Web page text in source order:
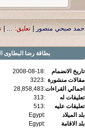
...
|تعليق: شكرا جزيلا أستاذ
بطاقة رضا البطاوى
تاريخ الانضمام :
2008-08-18
مقالات منشورة :
3223
اجمالي القراءات:
28,858,483
تعليقات له
:
313
تعليقات عليه
:
513
بلد الميلاد
:
Egypt
بلد الاقامة
:
Egypt